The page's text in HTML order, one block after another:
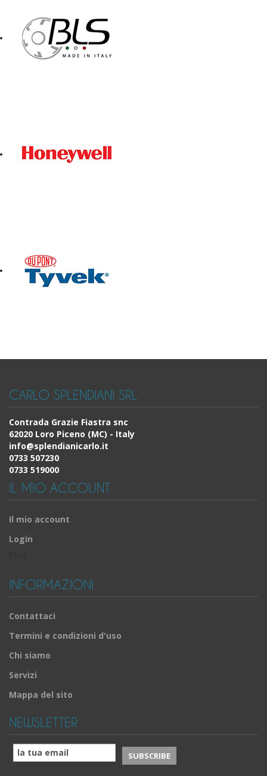
CARLO SPLENDIANI SRL
Contrada Grazie Fiastra snc
62020 Loro Piceno (MC) - Italy
info@splendianicarlo.it
0733 507230
0733 519000
IL MIO ACCOUNT
Il mio account
Login
INFORMAZIONI
Contattaci
Termini e condizioni d'uso
Chi siamo
Servizi
Mappa del sito
NEWSLETTER